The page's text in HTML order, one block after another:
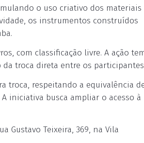
o uso criativo dos materiais
os instrumentos construídos
com classificação livre. A ação
troca direta entre os
troca, respeitando a equivalência
iniciativa busca ampliar o acesso à
Gustavo Teixeira, 369, na Vila